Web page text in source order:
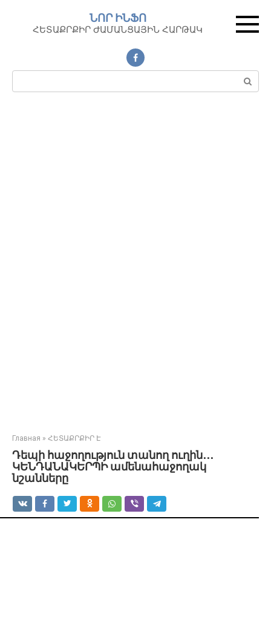
контенту
ՆՈՐ ԻՆՖՈ
ՀԵՏԱՔՐՔԻՐ ԺԱՄԱՆՑԱՅԻՆ ՀԱՐԹԱԿ
Поиск:
Главная » ՀԵՏԱՔՐՔԻՐ Է
Դեպի հաջողություն տանող ուղին․․․
ԿԵՆԴԱՆԱԿԵՐՊԻ ամենահաջողակ
նշանները